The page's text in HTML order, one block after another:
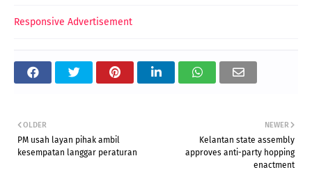
Responsive Advertisement
NEWER
Kelantan state assembly
approves anti-party hopping
enactment
OLDER
PM usah layan pihak ambil
kesempatan langgar peraturan